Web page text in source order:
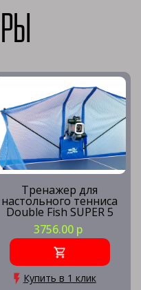
Тренажер для
настольного тенниса
Double Fish SUPER 5
3756.00 р
Купить в 1 клик